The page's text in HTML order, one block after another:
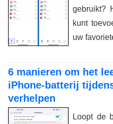
gebruikt?
kunt
uw
6 manieren om het
iPhone-batterij
verhelpen
Loopt de